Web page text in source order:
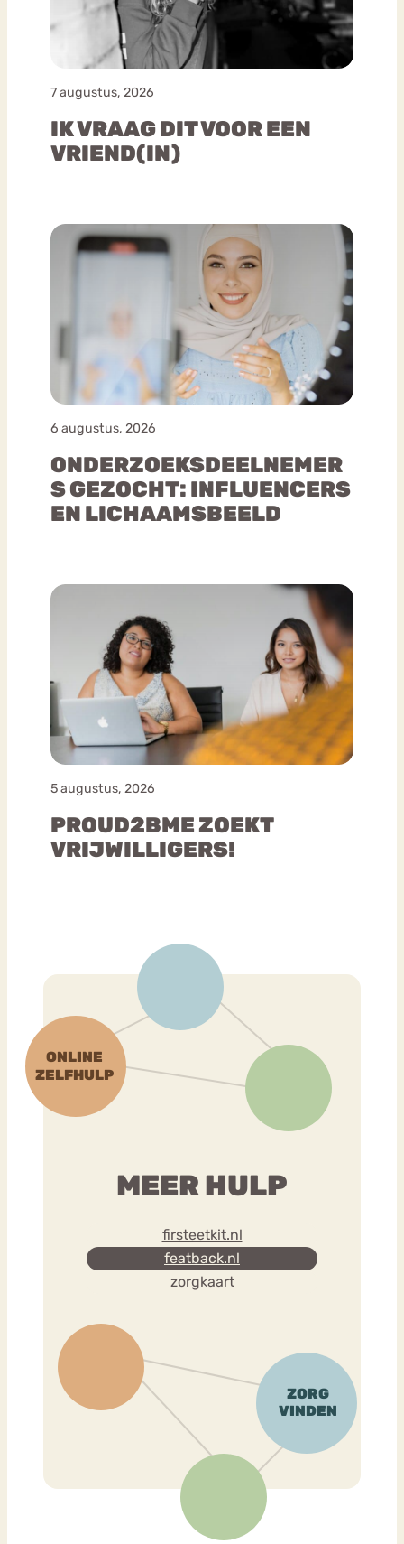
7 augustus, 2026
IK VRAAG DIT VOOR EEN
VRIEND(IN)
6 augustus, 2026
ONDERZOEKSDEELNEMER
S GEZOCHT: INFLUENCERS
EN LICHAAMSBEELD
5 augustus, 2026
PROUD2BME ZOEKT
VRIJWILLIGERS!
MEER HULP
firsteetkit.nl
featback.nl
zorgkaart